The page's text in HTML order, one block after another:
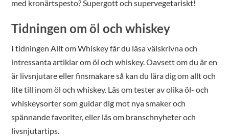
med kronärtspesto? Supergott och supervegetariskt!
Tidningen om öl och whiskey
I tidningen Allt om Whiskey får du läsa välskrivna och
intressanta artiklar om öl och whiskey. Oavsett om du är en
är livsnjutare eller finsmakare så kan du lära dig om allt och
lite till inom öl och whiskey. Läs om tester av olika öl- och
whiskeysorter som guidar dig mot nya smaker och
spännande favoriter, eller läs om branschnyheter och
livsnjutartips.